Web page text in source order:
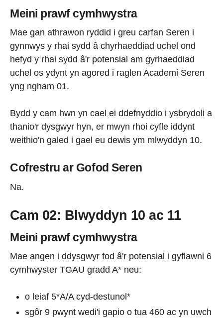
Meini prawf cymhwystra
Mae gan athrawon ryddid i greu carfan Seren i
gynnwys y rhai sydd â chyrhaeddiad uchel ond
hefyd y rhai sydd â'r potensial am gyrhaeddiad
uchel os ydynt yn agored i raglen Academi Seren
yng ngham 01.
Bydd y cam hwn yn cael ei ddefnyddio i ysbrydoli a
thanio'r dysgwyr hyn, er mwyn rhoi cyfle iddynt
weithio'n galed i gael eu dewis ym mlwyddyn 10.
Cofrestru ar Gofod Seren
Na.
Cam 02: Blwyddyn 10 ac 11
Meini prawf cymhwystra
Mae angen i ddysgwyr fod â'r potensial i gyflawni 6
cymhwyster TGAU gradd A* neu:
o leiaf 5*A/A cyd-destunol*
sgôr 9 pwynt wedi'i gapio o tua 460 ac yn uwch